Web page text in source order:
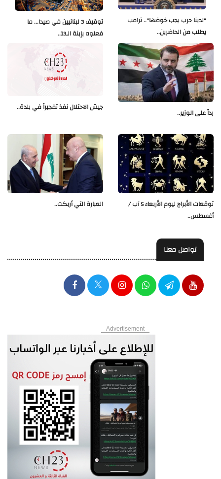
توقيف 3 لبنانيين في صيدا... ما
فعلوه بإبنة الـ13..
"لدينا حرب يجب خوضها".. ترامب
يطلب من الحاضرين..
جيش الاحتلال نفذ تفجيراً في بلدة..
رداً على الوزير..
العبارة التي أربكت..
توقعات الأبراج ليوم الأربعاء 5 آب /
أغسطس..
تواصل معنا
Advertisement